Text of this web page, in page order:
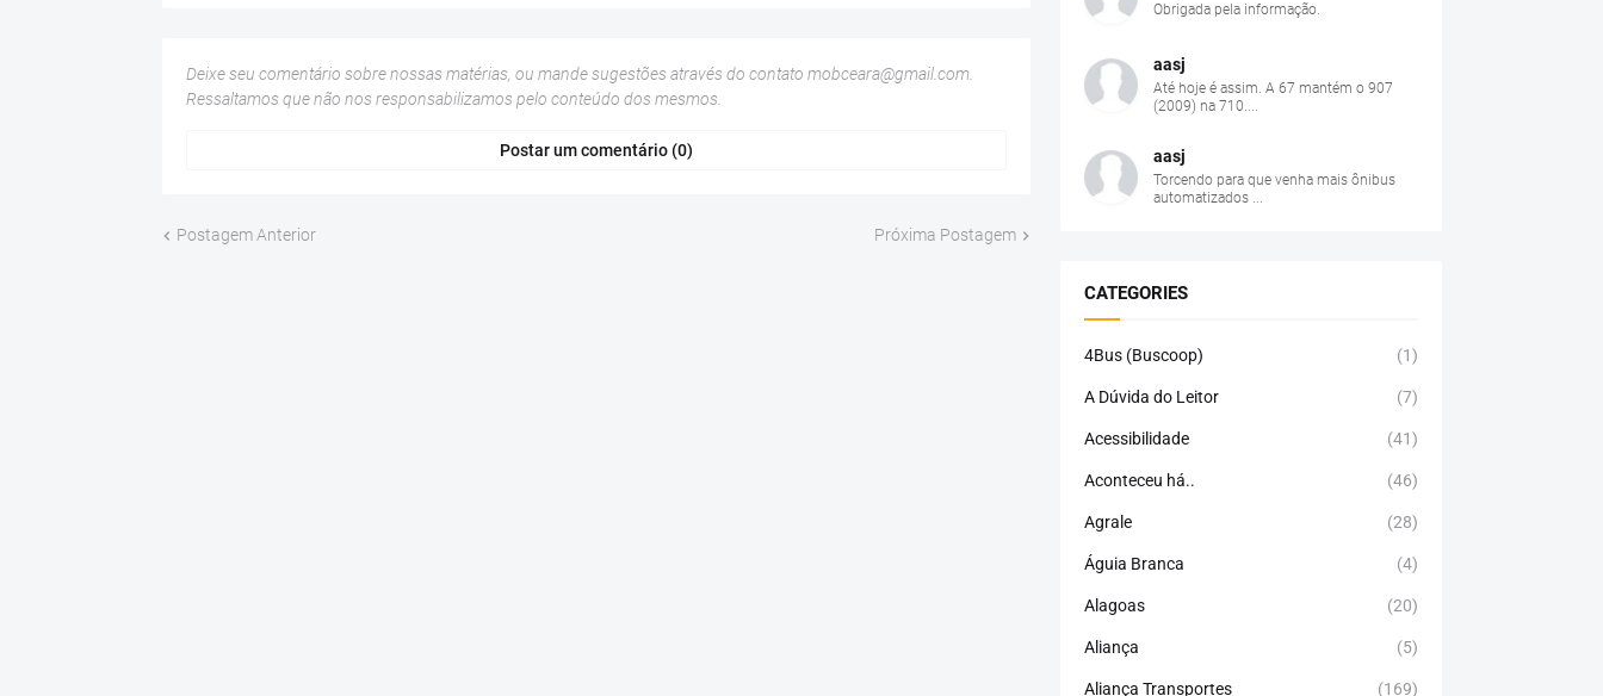
Deixe seu comentário sobre nossas matérias, ou mande sugestões através do contato mobceara@gmail.com
Ressaltamos que não nos responsabilizamos pelo conteúdo dos mesmos.
Postar um comentário (0)
Postagem Anterior Próxima Postagem
Obrigada pela informação.
aasj
Até hoje é assim. A 67 mantém o 907
(2009) na 710....
aasj
Torcendo para que venha mais ônibus
automatizados ...
CATEGORIES
4Bus (Buscoop) (1)
A Dúvida do Leitor (7)
Acessibilidade (41)
Aconteceu há.. (46)
Agrale (28)
Águia Branca (4)
Alagoas (20)
Aliança (5)
Aliança Transportes (169)